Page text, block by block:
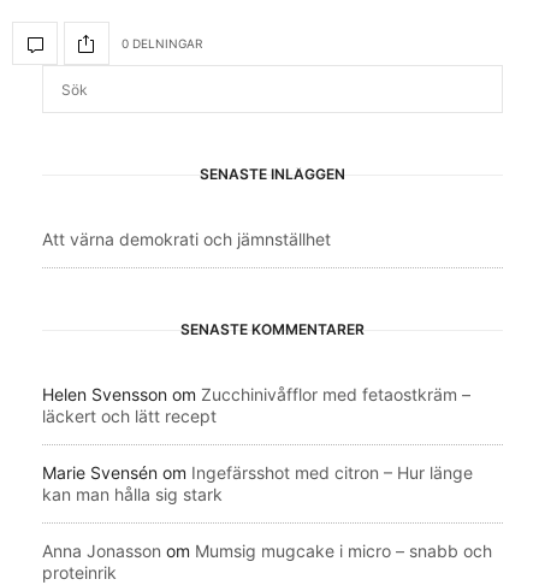
0 DELNINGAR
SENASTE INLÄGGEN
Att värna demokrati och jämnställhet
SENASTE KOMMENTARER
Helen Svensson om Zucchinivåfflor med fetaostkräm –
läckert och lätt recept
Marie Svensén om Ingefärsshot med citron – Hur länge
kan man hålla sig stark
Anna Jonasson om Mumsig mugcake i micro – snabb och
proteinrik